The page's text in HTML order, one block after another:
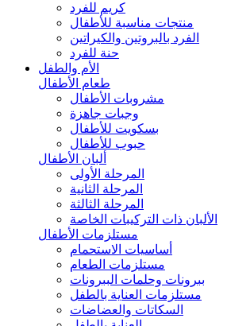
كريم للفرد
منتجات مناسبة للأطفال
الفرد بالبروتين والكيراتين
حنة للفرد
الأم والطفل
طعام الأطفال
مشروبات الأطفال
وجبات جاهزة
بسكويت للأطفال
حبوب للأطفال
ألبان الأطفال
المرحلة الأولى
المرحلة الثانية
المرحلة الثالثة
الألبان ذات التركيبات الخاصة
مستلزمات الأطفال
أساسيات الاستحمام
مستلزمات الطعام
ببرونات وحلمات الببرونات
مستلزمات العناية بالطفل
السكاتات والعضاضات